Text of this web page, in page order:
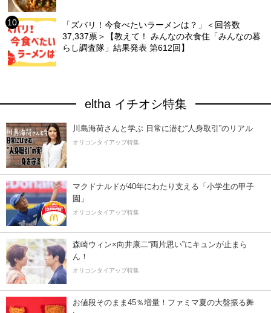
「ズバリ！今食べたいラーメンは？」＜回答数
37,337票＞【教えて！ みんなの衣食住「みんなの暮
らし調査隊」結果発表 第612回】
eltha イチオシ特集
川島海荷さんと学ぶ 日常に潜む“人身取引”のリアル
オリコンタイアップ特集
マクドナルドが40年にわたり支える「小学生の甲子
園」
オリコンタイアップ特集
森崎ウィン×向井康二“両片思い”にキュンが止まら
ん！
オリコンタイアップ特集
お値段そのまま45％増量！ファミマ夏の大盤振る舞